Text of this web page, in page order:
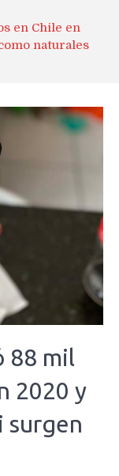
en Chile en
naturales
88 mil
2020 y
surgen